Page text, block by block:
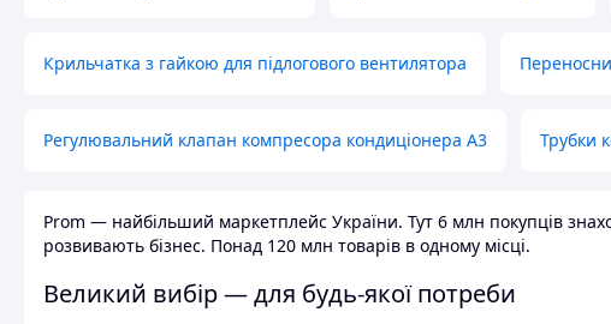
Крильчатка з гайкою для підлогового вентилятора
Регулювальний клапан компресора кондиціонера А3 Трубки
Prom — найбільший маркетплейс України. Тут 6 млн покупців
розвивають бізнес. Понад 120 млн товарів в одному місці.
Великий вибір — для будь-якої потреби